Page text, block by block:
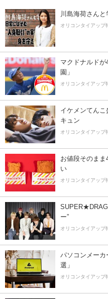
川島海荷さんと
オリコンタイアップ
マクドナルド
園」
オリコンタイアップ
イケメンてん
キュン
オリコンタイアップ
お値段そのま
い
オリコンタイアップ
ー”
オリコンタイアップ
パソコンメー
選」
オリコンタイアップ